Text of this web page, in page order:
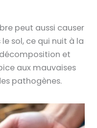
peut aussi causer
sol, ce qui nuit à la
et
aux mauvaises
pathogènes.